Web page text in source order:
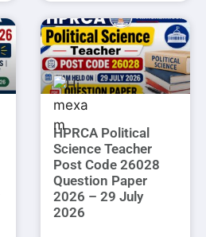
HPRCA Political
Science Teacher
Post Code 26028
Question Paper
2026 – 29 July
2026